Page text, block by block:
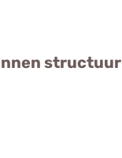
structuur